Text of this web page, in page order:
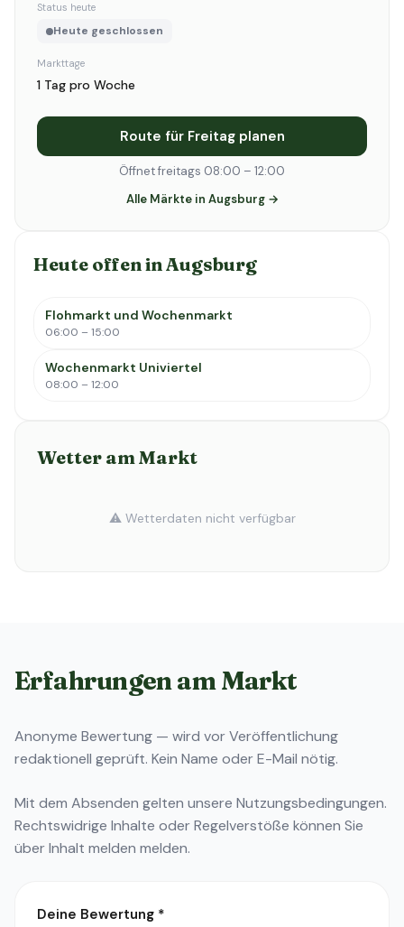
Status heute
Heute geschlossen
Markttage
1 Tag pro Woche
Route für Freitag planen
Öffnet freitags 08:00 – 12:00
Alle Märkte in Augsburg →
Heute offen in Augsburg
Flohmarkt und Wochenmarkt
06:00 – 15:00
Wochenmarkt Univiertel
08:00 – 12:00
Wetter am Markt
⚠️ Wetterdaten nicht verfügbar
Erfahrungen am Markt
Anonyme Bewertung — wird vor Veröffentlichung
redaktionell geprüft. Kein Name oder E-Mail nötig.
Mit dem Absenden gelten unsere Nutzungsbedingungen.
Rechtswidrige Inhalte oder Regelverstöße können Sie
überInhalt melden melden.
Deine Bewertung *